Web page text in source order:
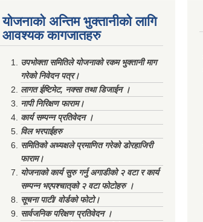
योजनाको अन्तिम भुक्तानीको लागि
आवश्यक कागजातहरु
उपभोक्ता समितिले योजनाको रकम भुक्तानी माग
गरेको निवेदन पत्र।
लागत ईष्टिमेट, नक्सा तथा डिजाईन ।
नापी निरिक्षण फाराम।
कार्य सम्पन्न प्रतिवेदन ।
विल भरपाईहरु
समितिको अध्यक्षले प्रमाणित गरेको डोरहाजिरी
फाराम।
योजनाको कार्य सुरु गर्नु अगाडीको २ वटा र कार्य
सम्पन्न भएपश्चात्‌को २ वटा फोटोहरु ।
सूचना पाटी/ वोर्डको फोटो।
सार्वजनिक परिक्षण प्रतिवेदन ।